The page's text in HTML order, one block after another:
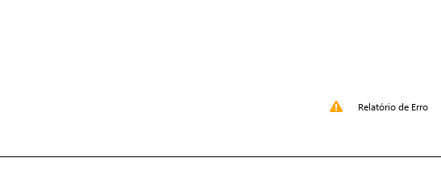
Relatório de Erro